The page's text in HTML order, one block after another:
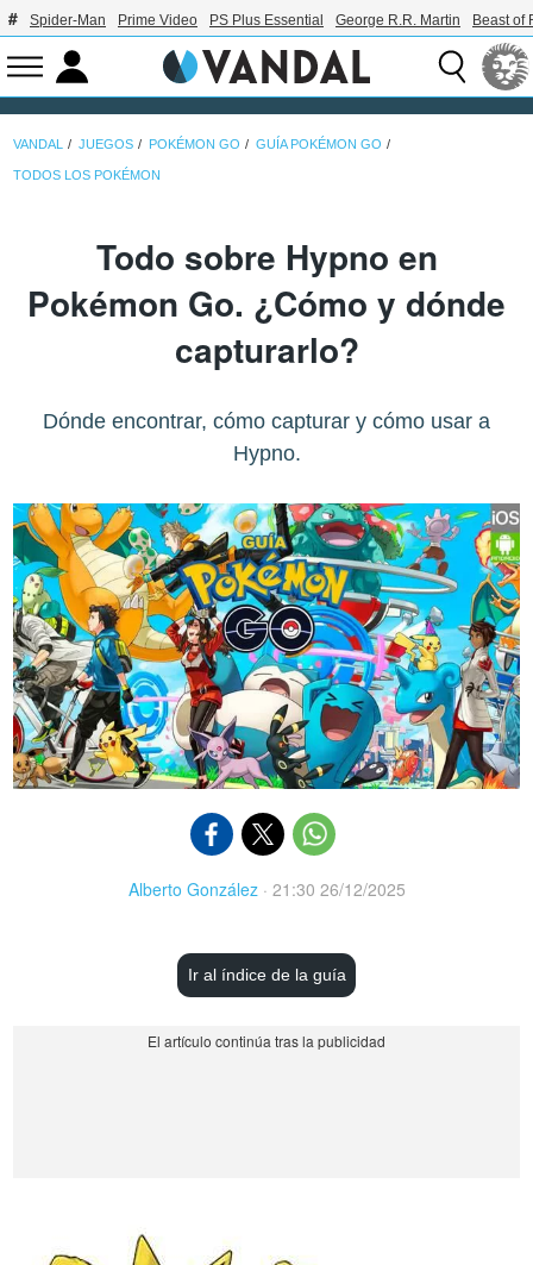
Spider-Man Prime Video PS Plus Essential George R.R. Martin Beast of
VANDAL JUEGOS POKÉMON GO GUÍA POKÉMON GO
TODOS LOS POKÉMON
Todo sobre Hypno en
Pokémon Go. ¿Cómo y dónde
capturarlo?
Dónde encontrar, cómo capturar y cómo usar a
Hypno.
Alberto González· 21:30 26/12/2025
Ir al índice de la guía